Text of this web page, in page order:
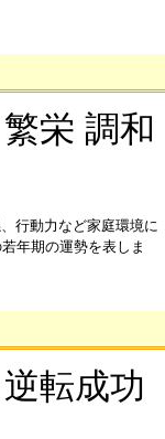
栄 調和
行動力など家庭環境に
年期の運勢を表しま
転成功